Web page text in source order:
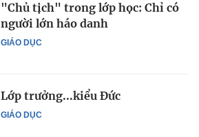
GIÁO DỤC
"Chủ tịch" trong lớp học: Chỉ có
người lớn háo danh
GIÁO DỤC
Lớp trưởng...kiểu Đức